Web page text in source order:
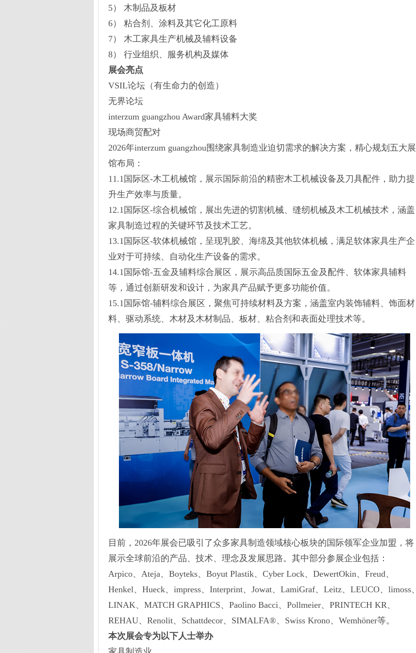
5） 木制品及板材
6） 粘合剂、涂料及其它化工原料
7） 木工家具生产机械及辅料设备
8） 行业组织、服务机构及媒体
展会亮点
VSIL论坛（有生命力的创造）
无界论坛
interzum guangzhou Award家具辅料大奖
现场商贸配对
2026年interzum guangzhou围绕家具制造业迫切需求的解决方案，精心规划五大展
馆布局：
11.1国际区-木工机械馆，展示国际前沿的精密木工机械设备及刀具配件，助力提
升生产效率与质量。
12.1国际区-综合机械馆，展出先进的切割机械、缝纫机械及木工机械技术，涵盖
家具制造过程的关键环节及技术工艺。
13.1国际区-软体机械馆，呈现乳胶、海绵及其他软体机械，满足软体家具生产企
业对于可持续、自动化生产设备的需求。
14.1国际馆-五金及辅料综合展区，展示高品质国际五金及配件、软体家具辅料
等，通过创新研发和设计，为家具产品赋予更多功能价值。
15.1国际馆-辅料综合展区，聚焦可持续材料及方案，涵盖室内装饰辅料、饰面材
料、驱动系统、木材及木材制品、板材、粘合剂和表面处理技术等。
目前，2026年展会已吸引了众多家具制造领域核心板块的国际领军企业加盟，将
展示全球前沿的产品、技术、理念及发展思路。其中部分参展企业包括：
Arpico、Ateja、Boyteks、Boyut Plastik、Cyber Lock、DewertOkin、Freud、
Henkel、Hueck、impress、Interprint、Jowat、LamiGraf、Leitz、LEUCO、limoss、
LINAK、MATCH GRAPHICS、Paolino Bacci、Pollmeier、PRINTECH KR、
REHAU、Renolit、Schattdecor、SIMALFA®、Swiss Krono、Wemhöner等。
本次展会专为以下人士举办